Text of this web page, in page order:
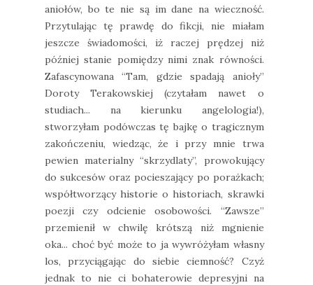
aniołów, bo te nie są im dane na wieczność.
Przytulając tę prawdę do fikcji, nie miałam
jeszcze świadomości, iż raczej prędzej niż
później stanie pomiędzy nimi znak równości.
Zafascynowana “Tam, gdzie spadają anioły”
Doroty Terakowskiej (czytałam nawet o
studiach... na kierunku angelologia!),
stworzyłam podówczas tę bajkę o tragicznym
zakończeniu, wiedząc, że i przy mnie trwa
pewien materialny “skrzydlaty”, prowokujący
do sukcesów oraz pocieszający po porażkach;
współtworzący historie o historiach, skrawki
poezji czy odcienie osobowości. “Zawsze”
przemienił w chwilę krótszą niż mgnienie
oka... choć być może to ja wywróżyłam własny
los, przyciągając do siebie ciemność? Czyż
jednak to nie ci bohaterowie depresyjni na